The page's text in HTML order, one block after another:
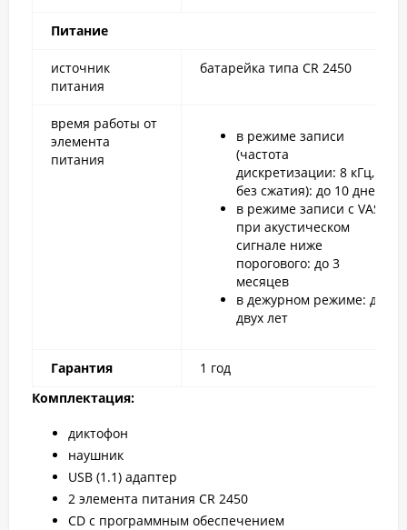
Питание
источник
питания
батарейка типа CR 2450
время работы от
элемента
питания
в режиме записи
(частота
дискретизации: 8 кГц,
без сжатия): до 10 дней
в режиме записи с VAS
при акустическом
сигнале ниже
порогового: до 3
месяцев
в дежурном режиме: до
двух лет
Гарантия
1 год
Комплектация:
диктофон
наушник
USB (1.1) адаптер
2 элемента питания CR 2450
CD с программным обеспечением